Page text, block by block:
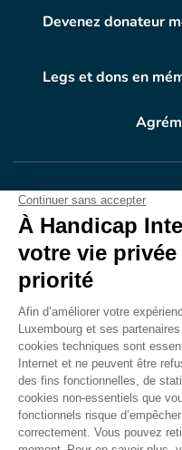
Devenez donateur
Legs et dons en
VOTRE DONEN
Grâce à vous, en
bénéficié
Merci pour votre
Lire